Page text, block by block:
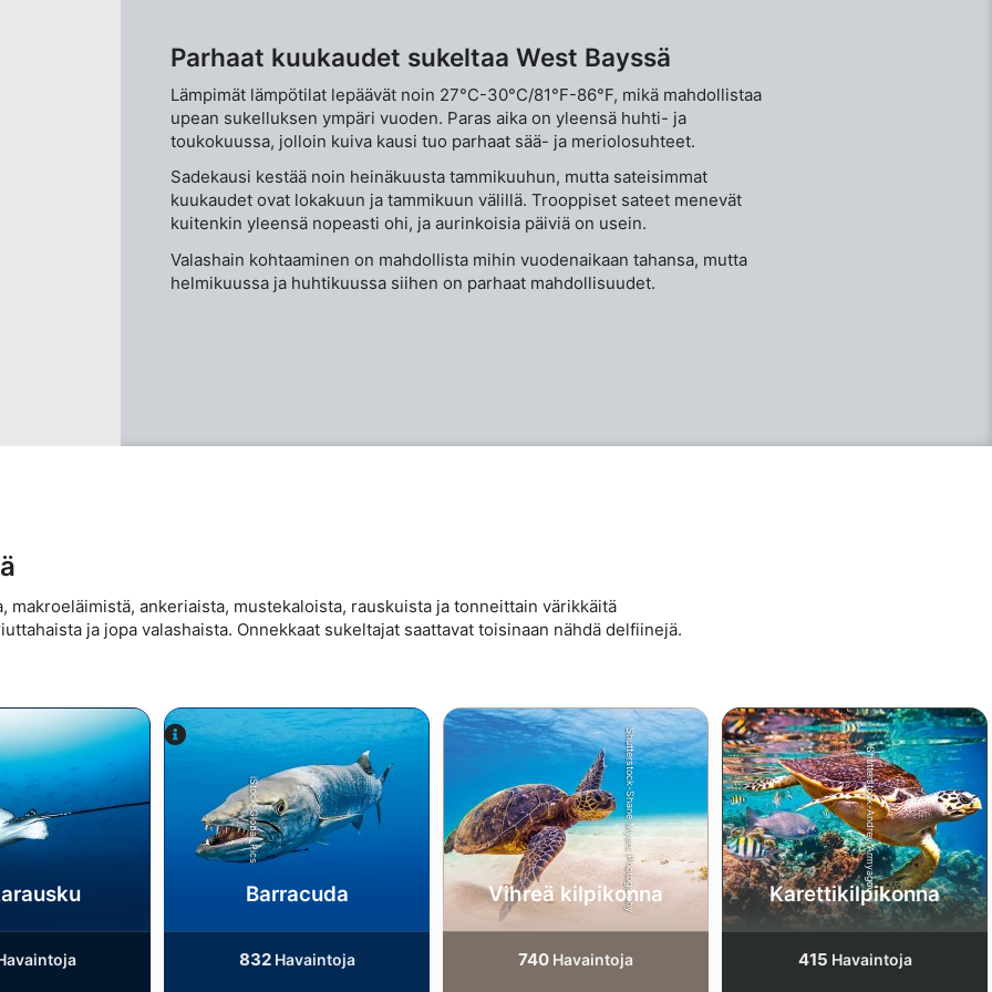
Parhaat kuukaudet sukeltaa West Bayssä
Lämpimät lämpötilat lepäävät noin 27°C-30°C/81°F-86°F, mikä mahdollistaa
upean sukelluksen ympäri vuoden. Paras aika on yleensä huhti- ja
toukokuussa, jolloin kuiva kausi tuo parhaat sää- ja meriolosuhteet.
Sadekausi kestää noin heinäkuusta tammikuuhun, mutta sateisimmat
kuukaudet ovat lokakuun ja tammikuun välillä. Trooppiset sateet menevät
kuitenkin yleensä nopeasti ohi, ja aurinkoisia päiviä on usein.
Valashain kohtaaminen on mahdollista mihin vuodenaikaan tahansa, mutta
helmikuussa ja huhtikuussa siihen on parhaat mahdollisuudet.
ankeriaista, mustekaloista, rauskuista ja tonneittain värikkäitä
ja jopa valashaista. Onnekkaat sukeltajat saattavat toisinaan nähdä delfiinejä.
iStock-Global_Pics
Barracuda
832Havaintoja
Shutterstock-Shane Myers Photography
Vihreä kilpikonna
740 Havaintoja
Shutterstock-Andrey Armyagov
Karettikilpikonna
415 Havaintoja